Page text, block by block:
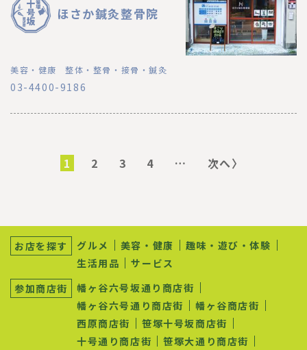
ほさか鍼灸整骨院
美容・健康 整体・整骨・接骨・鍼灸
03-4400-9186
カ
レ
ー
ジ
1 ペ
2 ペ
3 ペ
4 … 次
次へ〉
ナ
ゲ
ー
お店を探す グルメ 美容・健康
趣味・遊び・体験
生活用品
サービス
参加商店街
幡ヶ谷六号坂通り商店街
幡ヶ谷六号通り商店街
幡ヶ谷商店街
西原商店街
笹塚十号坂商店街
十号通り商店街
笹塚大通り商店街